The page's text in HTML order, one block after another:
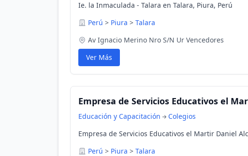
Ie. la Inmaculada - Talara en Talara, Piura, Perú
Perú > Piura > Talara
Av Ignacio Merino Nro S/N Ur Vencedores
Ver Más
Empresa de Servicios Educativos el
Educación y Capacitación
Colegios
Empresa de Servicios Educativos el Martir Daniel
Perú > Piura > Talara